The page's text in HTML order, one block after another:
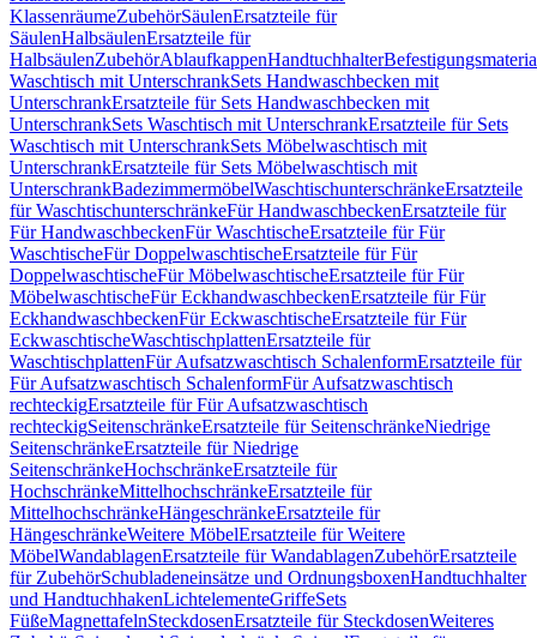
KlassenräumeZubehörSäulenErsatzteile für
SäulenHalbsäulenErsatzteile für
HalbsäulenZubehörAblaufkappenHandtuchhalter
Waschtisch mit UnterschrankSets Handwaschbecken mit
UnterschrankErsatzteile für Sets Handwaschbecken mit
UnterschrankSets Waschtisch mit UnterschrankErsatzteile für Sets
Waschtisch mit UnterschrankSets Möbelwaschtisch mit
UnterschrankErsatzteile für Sets Möbelwaschtisch mit
UnterschrankBadezimmermöbelWaschtischunterschränkeErsatzteile
für WaschtischunterschränkeFür HandwaschbeckenErsatzteile für
Für HandwaschbeckenFür WaschtischeErsatzteile für Für
WaschtischeFür DoppelwaschtischeErsatzteile für Für
DoppelwaschtischeFür MöbelwaschtischeErsatzteile für Für
MöbelwaschtischeFür EckhandwaschbeckenErsatzteile für Für
EckhandwaschbeckenFür EckwaschtischeErsatzteile für Für
EckwaschtischeWaschtischplattenErsatzteile für
WaschtischplattenFür Aufsatzwaschtisch SchalenformErsatzteile für
Für Aufsatzwaschtisch SchalenformFür Aufsatzwaschtisch
rechteckigErsatzteile für Für Aufsatzwaschtisch
rechteckigSeitenschränkeErsatzteile für SeitenschränkeNiedrige
SeitenschränkeErsatzteile für Niedrige
SeitenschränkeHochschränkeErsatzteile für
HochschränkeMittelhochschränkeErsatzteile für
MittelhochschränkeHängeschränkeErsatzteile für
HängeschränkeWeitere MöbelErsatzteile für Weitere
MöbelWandablagenErsatzteile für WandablagenZubehörErsatzteile
für ZubehörSchubladeneinsätze und OrdnungsboxenHandtuchhalter
und HandtuchhakenLichtelementeGriffeSets
FüßeMagnettafelnSteckdosenErsatzteile für SteckdosenWeiteres